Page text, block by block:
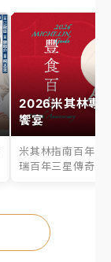
2026米其林專
饗宴
米其林指南百年之
瑞百年三星傳奇、